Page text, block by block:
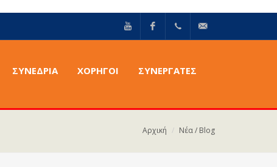
ΣΥΝΈΔΡΙΑ ΧΟΡΗΓΟΙ ΣΥΝΕΡΓΑΤΕΣ
Αρχική Νέα / Blog